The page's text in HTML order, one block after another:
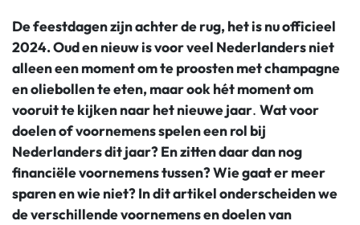
De feestdagen zijn achter de rug, het is nu officieel
2024. Oud en nieuw is voor veel Nederlanders niet
alleen een moment om te proosten met champagne
en oliebollen te eten, maar ook hét moment om
vooruit te kijken naar het nieuwe jaar. Wat voor
doelen of voornemens spelen een rol bij
Nederlanders dit jaar? En zitten daar dan nog
financiële voornemens tussen? Wie gaat er meer
sparen en wie niet? In dit artikel onderscheiden we
de verschillende voornemens en doelen van